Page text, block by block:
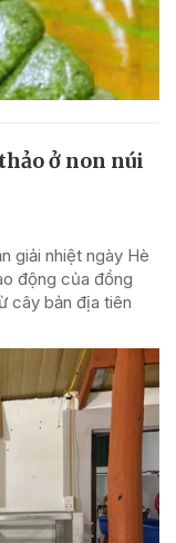
ở non núi
giải nhiệt ngày Hè
động của đồng
cây bản địa tiên